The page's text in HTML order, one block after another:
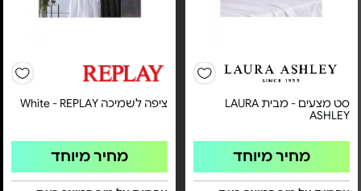
סט מצעים - מבית LAURA
ASHLEY
מחיר מיוחד
ציפה לשמיכה White - REPLAY
מחיר מיוחד